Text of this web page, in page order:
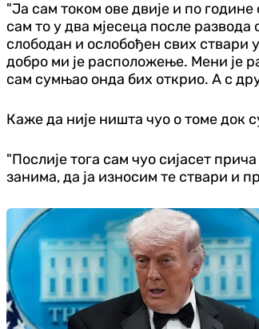
"Ја сам током ове двије и по
сам то у два мјесеца после
слободан и ослобођен свих
добро ми је расположење. Мени је
сам сумњао онда бих открио. А с
Каже да није ништа чуо о томе док
"Послије тога сам чуо сијасет
занима, да ја износим те ствари и